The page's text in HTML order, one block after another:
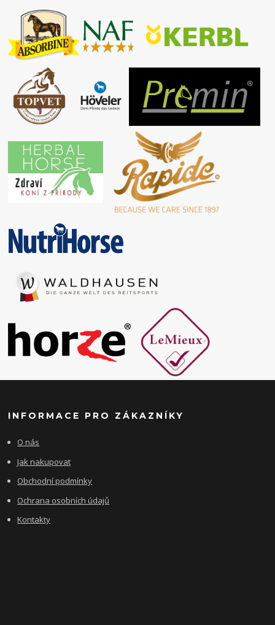
INFORMACE PRO ZÁKAZNÍKY
O nás
Jak nakupovat
Obchodní podmínky
Ochrana osobních údajů
Kontakty